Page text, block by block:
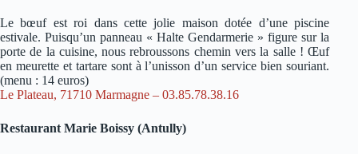
Le bœuf est roi dans cette jolie maison dotée d’une piscine
estivale. Puisqu’un panneau « Halte Gendarmerie » figure sur la
porte de la cuisine, nous rebroussons chemin vers la salle ! Œuf
en meurette et tartare sont à l’unisson d’un service bien souriant.
(menu : 14 euros)
Le Plateau, 71710 Marmagne – 03.85.78.38.16
Restaurant Marie Boissy (Antully)